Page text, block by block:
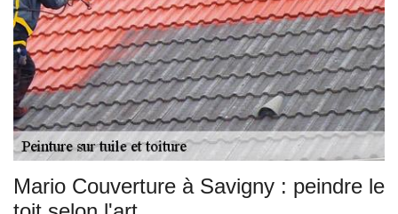
Mario Couverture à Savigny : peindre le